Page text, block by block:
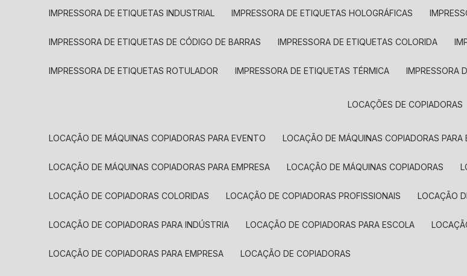
IMPRESSORA DE ETIQUETAS INDUSTRIAL IMPRESSORA DE ETIQUETAS HOLOGRÁFICAS
IMPRESSORA DE ETIQUETAS DE CÓDIGO DE BARRAS IMPRESSORA DE ETIQUETAS COLORIDA
IMPRESSORA DE ETIQUETAS ROTULADOR IMPRESSORA DE ETIQUETAS TÉRMICA IMPRESSORA
LOCAÇÕES DE COPIADORAS
LOCAÇÃO DE MÁQUINAS COPIADORAS PARA EVENTO LOCAÇÃO DE MÁQUINAS COPIADORAS PARA
LOCAÇÃO DE MÁQUINAS COPIADORAS PARA EMPRESA LOCAÇÃO DE MÁQUINAS COPIADORAS
LOCAÇÃO DE COPIADORAS COLORIDAS LOCAÇÃO DE COPIADORAS PROFISSIONAIS LOCAÇÃO
LOCAÇÃO DE COPIADORAS PARA INDÚSTRIA LOCAÇÃO DE COPIADORAS PARA ESCOLA
LOCAÇÃO DE COPIADORAS PARA EMPRESA LOCAÇÃO DE COPIADORAS